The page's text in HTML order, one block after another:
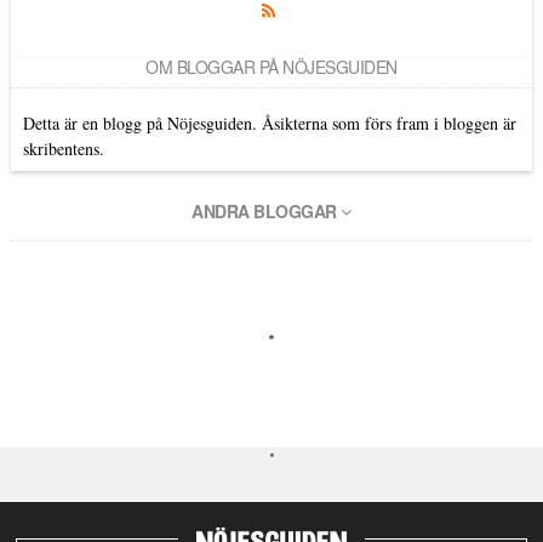
OM BLOGGAR PÅ NÖJESGUIDEN
Detta är en blogg på Nöjesguiden. Åsikterna som förs fram i bloggen är
skribentens.
ANDRA BLOGGAR